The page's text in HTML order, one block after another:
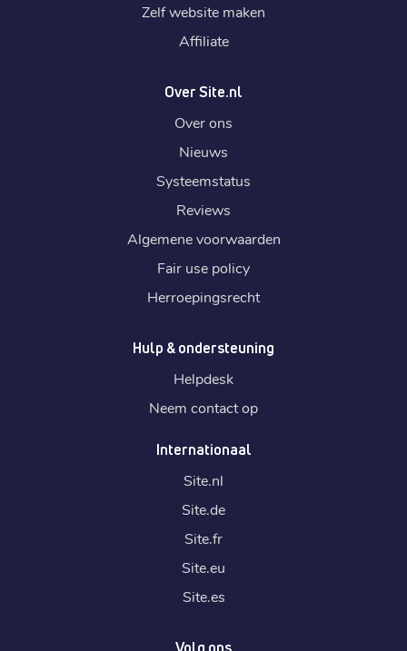
Zelf website maken
Affiliate
Over Site.nl
Over ons
Nieuws
Systeemstatus
Reviews
Algemene voorwaarden
Fair use policy
Herroepingsrecht
Hulp & ondersteuning
Helpdesk
Neem contact op
Internationaal
Site.nl
Site.de
Site.fr
Site.eu
Site.es
Volg ons